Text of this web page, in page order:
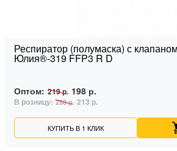
Респиратор (полумаска) с
Юлия®-319 FFP3 R D
Оптом: 219 р. 198 р.
В розницу: 258 р. 213 р.
КУПИТЬ В 1 КЛИК